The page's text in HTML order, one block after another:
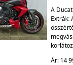
A
Extrák:
Ár: 14